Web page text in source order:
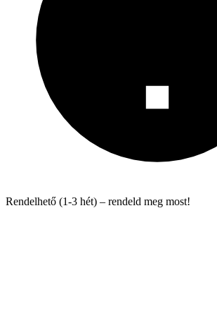
Rendelhető (1-3 hét) – rendeld meg most!